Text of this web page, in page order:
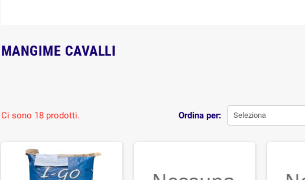
MANGIME CAVALLI
Ordina per: Seleziona
Ci sono 18 prodotti.